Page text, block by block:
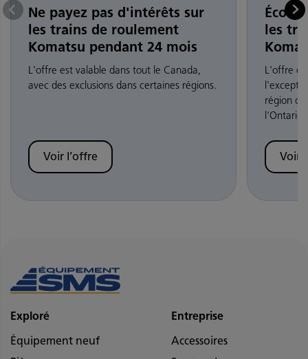
Ne payez pas d'intérêts sur
les trains de roulement
Komatsu pendant 24 mois
L'offre est valable dans tout le Canada,
avec des exclusions dans certaines régions.
Voir l’offre
les
L'offre
région
l'Ontario.
Voir
Exploré
Équipement neuf
Entreprise
Accessoires